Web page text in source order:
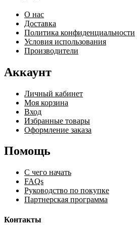
О нас
Доставка
Политика конфиденциальности
Условия использования
Производители
Аккаунт
Личный кабинет
Моя корзина
Вход
Избранные товары
Оформление заказа
Помощь
С чего начать
FAQs
Руководство по покупке
Партнерская программа
Контакты